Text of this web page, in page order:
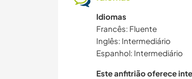
Idiomas
Francês: Fluente
Inglês: Intermediário
Espanhol: Intermediário
Este anfitrião oferece